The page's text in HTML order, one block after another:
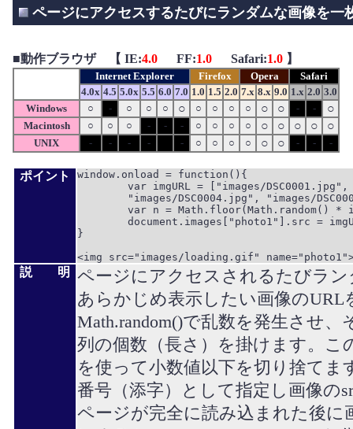
ページにアクセスするたびにランダムな画像を一
■動作ブラウザ 【 IE:4.0 FF:1.0 Safari:1.0 】
Internet Explorer Firefox Opera
Safari
4.0x 4.5 5.0x 5.5 6.0 7.0 1.0 1.5 2.0 7.x 8.x 9.0 1.x 2.0 3.0
Windows
○ - ○ ○ ○ ○ ○ ○ ○ ○ ○ ○ - - ○
Macintosh ○ ○ ○ - - - ○ ○ ○ ○ ○ ○ ○ ○ ○
UNIX - - - - - ○ ○ ○ ○ ○ ○ - - -
ポイント
window.onload = function(){
}
説 明
ページにアクセスされるたびラ
あらかじめ表示したい画像の
Math.random()で乱数を発生させ
列の個数（長さ）を掛けます。こ
を使って小数値以下を切り捨て
番号（添字）として指定し画像の
ページが完全に読み込まれた後